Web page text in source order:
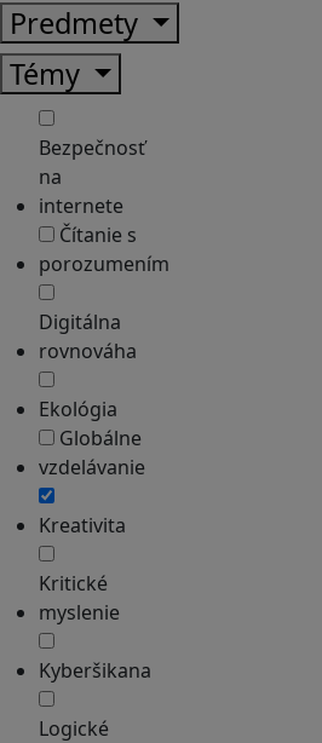
Predmety
Témy
Bezpečnosť
na
internete
Čítanie s
porozumením
Digitálna
rovnováha
Ekológia
Globálne
vzdelávanie
Kreativita
Kritické
myslenie
Kyberšikana
Logické